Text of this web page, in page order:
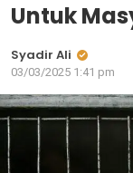
Untuk
Syadir Ali
03/03/2025 1:41 pm